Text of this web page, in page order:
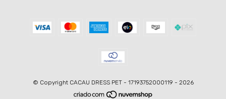
© Copyright CACAU DRESS PET - 17193752000119 - 2026